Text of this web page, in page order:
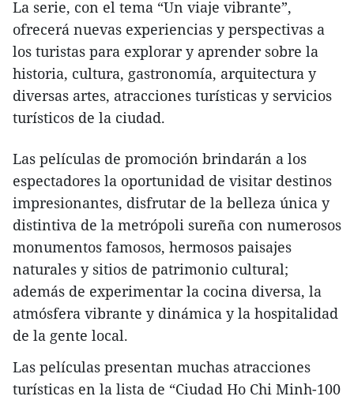
La serie, con el tema “Un viaje vibrante”,
ofrecerá nuevas experiencias y perspectivas a
los turistas para explorar y aprender sobre la
historia, cultura, gastronomía, arquitectura y
diversas artes, atracciones turísticas y servicios
turísticos de la ciudad.
Las películas de promoción brindarán a los
espectadores la oportunidad de visitar destinos
impresionantes, disfrutar de la belleza única y
distintiva de la metrópoli sureña con numerosos
monumentos famosos, hermosos paisajes
naturales y sitios de patrimonio cultural;
además de experimentar la cocina diversa, la
atmósfera vibrante y dinámica y la hospitalidad
de la gente local.
Las películas presentan muchas atracciones
turísticas en la lista de “Ciudad Ho Chi Minh-100